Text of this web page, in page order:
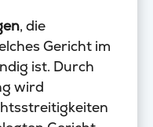
, die
Gericht im
ist. Durch
wird